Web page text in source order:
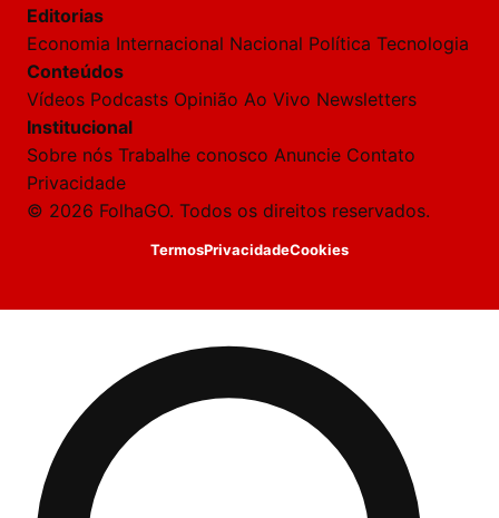
Laura
Oi!
👋
Boa
jornalista
Yasmin
Rodrigues
Editorias
Economia Internacional Nacional Política Tecnologia
Conteúdos
Vídeos Podcasts Opinião Ao Vivo Newsletters
Institucional
Sobre nós Trabalhe conosco Anuncie Contato
Privacidade
© 2026 FolhaGO. Todos os direitos reservados.
TermosPrivacidadeCookies